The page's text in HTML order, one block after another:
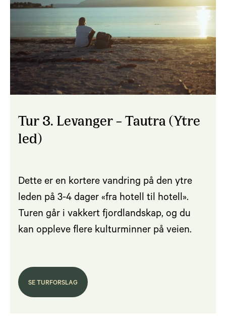
Tur 3. Levanger – Tautra (Ytre
led)
Dette er en kortere vandring på den ytre
leden på 3-4 dager «fra hotell til hotell».
Turen går i vakkert fjordlandskap, og du
kan oppleve flere kulturminner på veien.
SE TURFORSLAG